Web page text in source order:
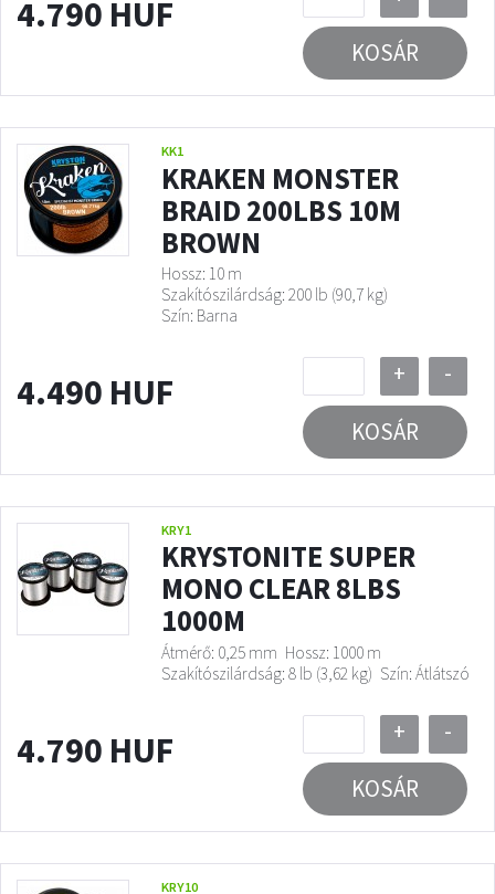
4.790 HUF
KOSÁR
KK1
KRAKEN MONSTER
BRAID 200LBS 10M
BROWN
Hossz: 10 m
Szakítószilárdság: 200 lb (90,7 kg)
Szín: Barna
4.490 HUF +
-
KOSÁR
KRY1
KRYSTONITE SUPER
MONO CLEAR 8LBS
1000M
Átmérő: 0,25 mm Hossz: 1000 m
Szakítószilárdság: 8 lb (3,62 kg) Szín: Átlátszó
4.790 HUF +
-
KOSÁR
KRY10